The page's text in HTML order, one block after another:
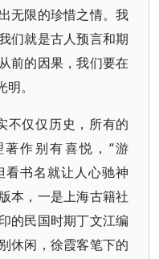
无限的珍惜之情。我
们就是古人预言和期
前的因果，我们要在
。
不仅仅历史，所有的
作别有喜悦，“游
看书名就让人心驰神
本，一是上海古籍社
的民国时期丁文江编
休闲，徐霞客笔下的